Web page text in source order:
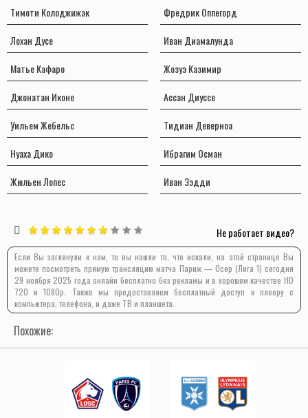
Тимоти Колоджижак
Лохан Дусе
Матье Кафаро
Джонатан Иконе
Уильем Жебельс
Нуаха Дико
Жюльен Лопес
Фредрик Оппегорд
Иван Диамалунда
Жозуэ Казимир
Ассан Диуссе
Тидиан Деверноа
Ибрагим Осман
Иван Зэдди
Не работает видео?
Если Вы заглянули к нам, то вы нашли то, что искали, на этой странице Вы
можете посмотреть прямую трансляцию матча Париж — Осер (Лига 1) сегодня
29 ноября 2025 года онлайн бесплатно без рекламы и в хорошем качестве HD
720 и 1080p. Также мы предоставляем бесплатный доступ к плееру с
компьютера, телефона, и даже ТВ и планшета.
Похожие: